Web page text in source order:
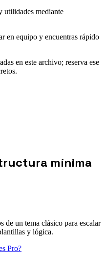
utilidades mediante
en equipo y encuentras rápido
en este archivo; reserva ese
mínima
de un tema clásico para escalar
y lógica.
Pro?